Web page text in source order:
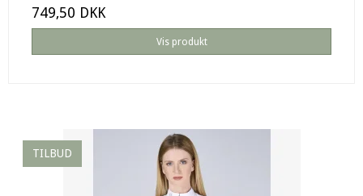
749,50 DKK
Vis produkt
TILBUD